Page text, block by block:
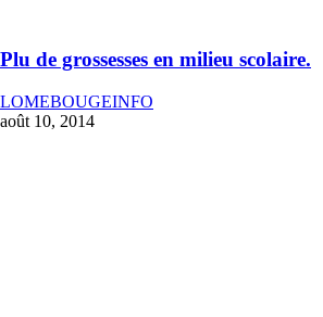
Plu de grossesses en milieu scolaire.
LOMEBOUGEINFO
août 10, 2014